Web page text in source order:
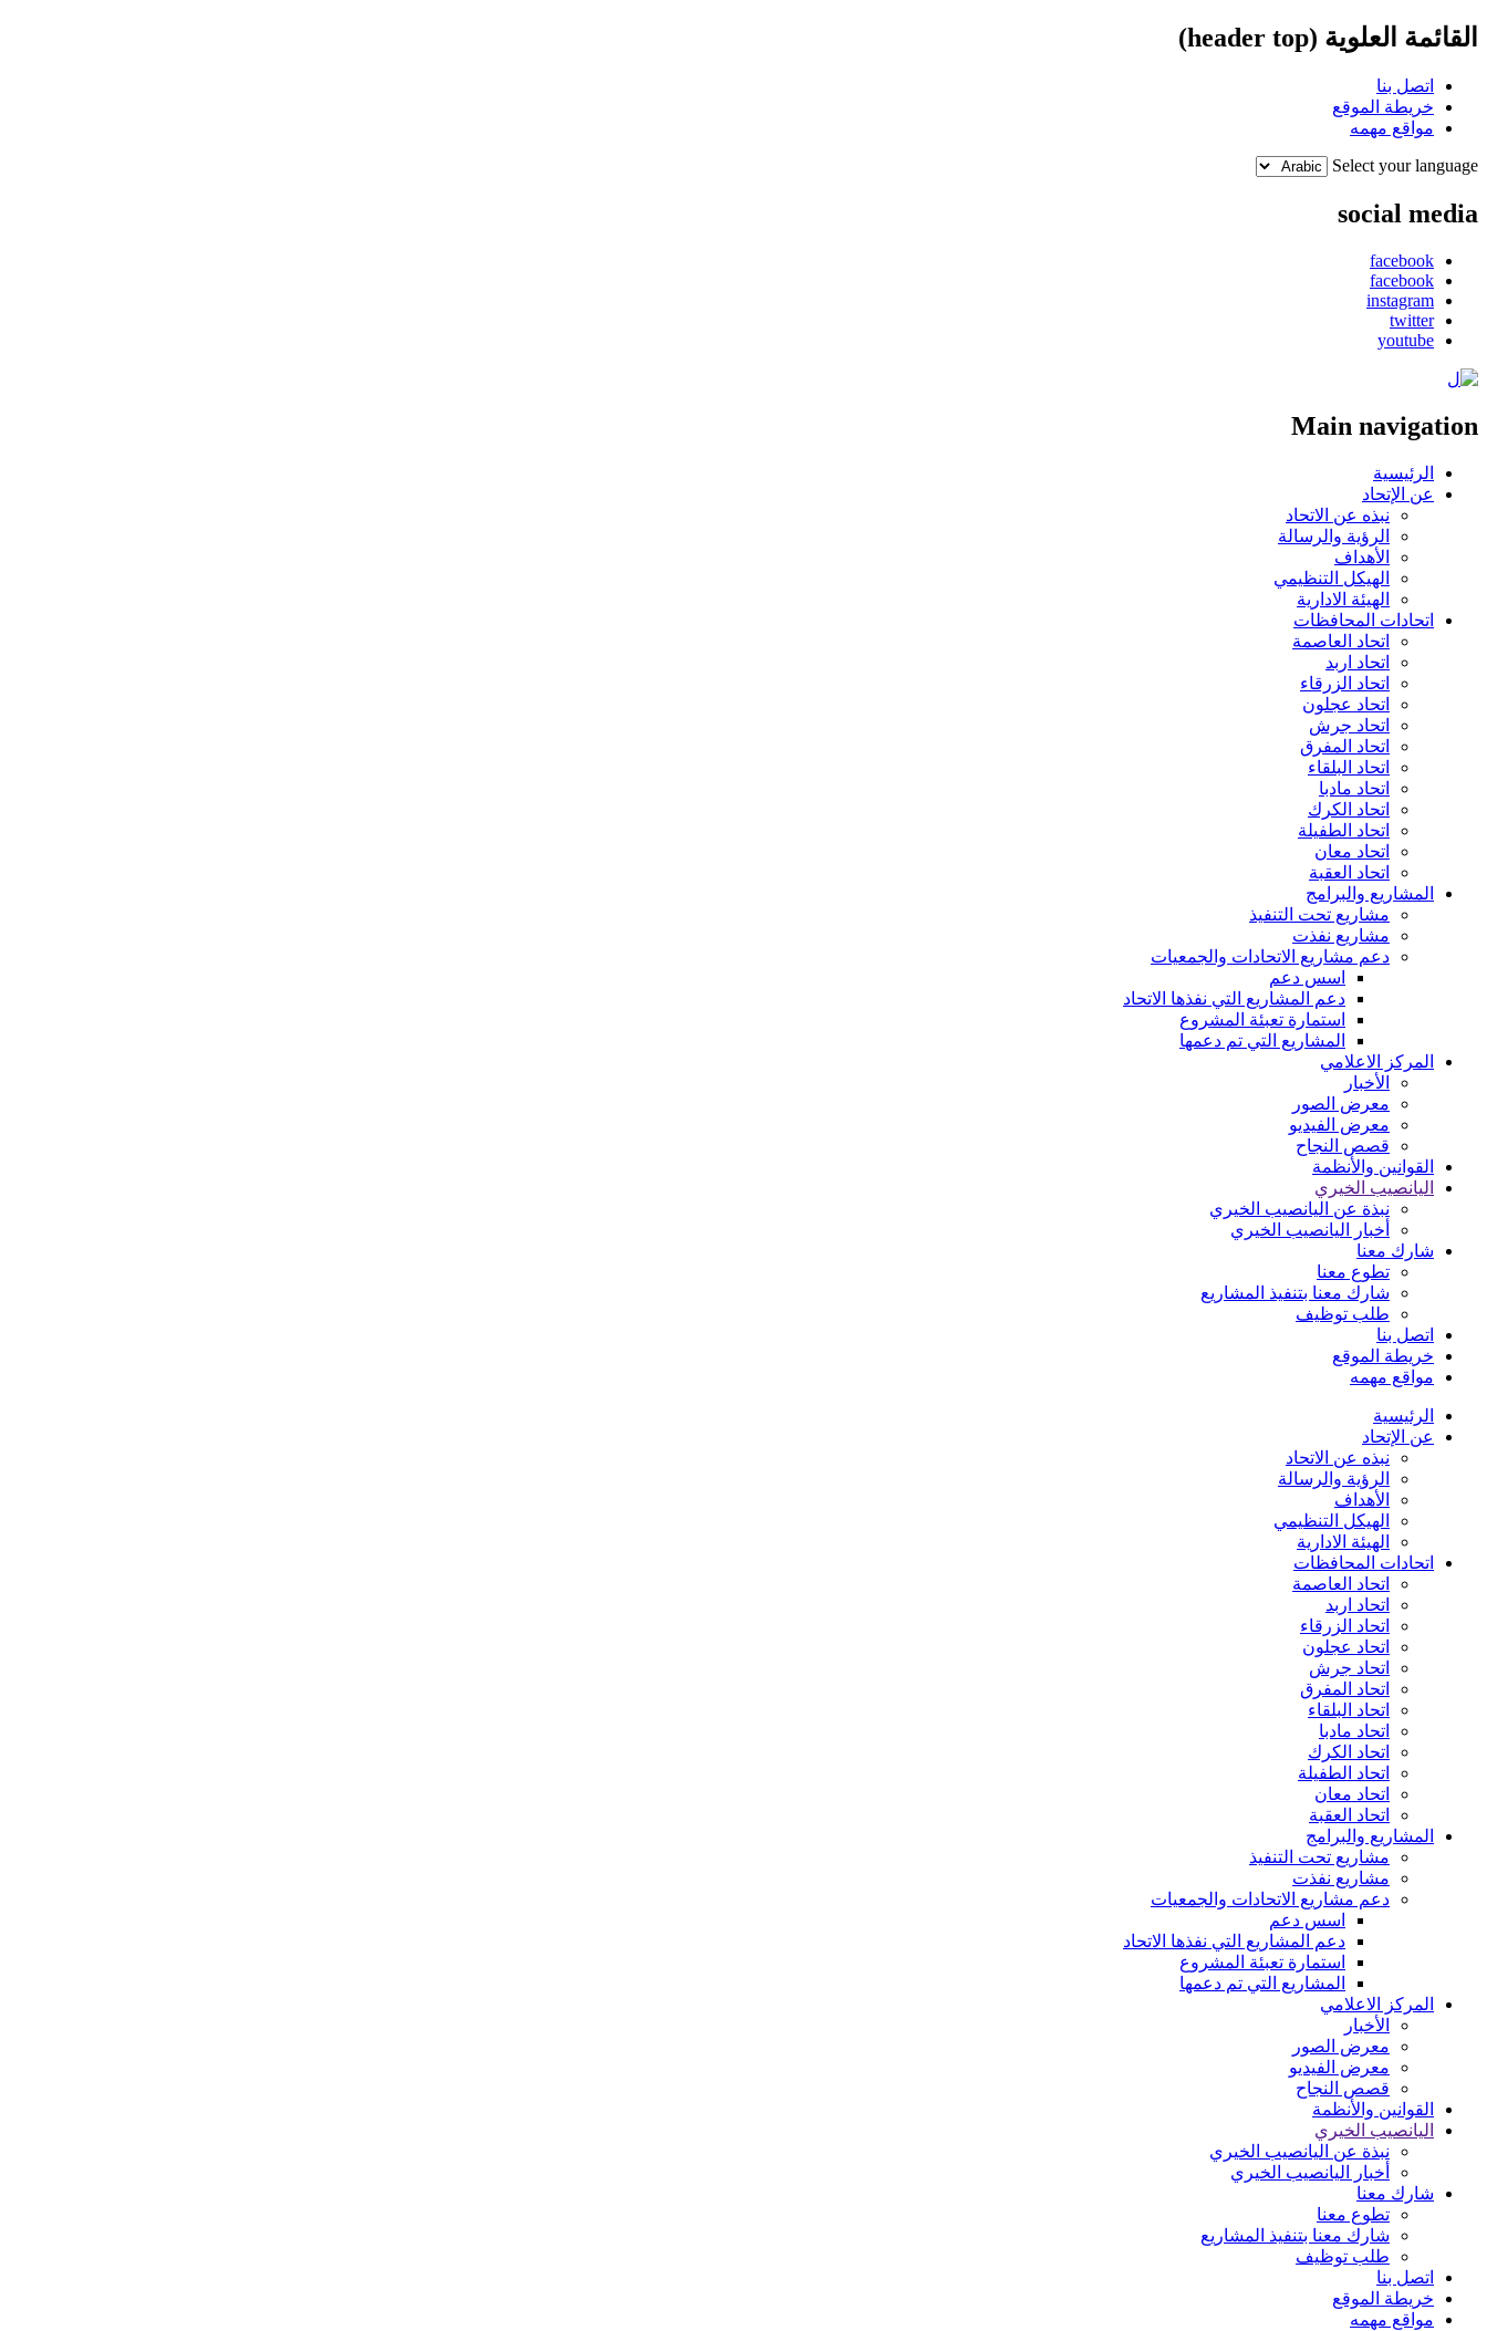
القائمة العلوية (header top)
اتصل بنا
خريطة الموقع
مواقع مهمه
Select your language
social media
facebook
facebook
instagram
twitter
youtube
Main navigation
الرئيسية
عن الإتحاد
نبذه عن الاتحاد
الرؤية والرسالة
الأهداف
الهيكل التنظيمي
الهيئة الادارية
اتحادات المحافظات
اتحاد العاصمة
اتحاد اربد
اتحاد الزرقاء
اتحاد عجلون
اتحاد جرش
اتحاد المفرق
اتحاد البلقاء
اتحاد مادبا
اتحاد الكرك
اتحاد الطفيلة
اتحاد معان
اتحاد العقبة
المشاريع والبرامج
مشاريع تحت التنفيذ
مشاريع نفذت
دعم مشاريع الاتحادات والجمعيات
اسس دعم
دعم المشاريع التي نفذها الاتحاد
استمارة تعبئة المشروع
المشاريع التي تم دعمها
المركز الاعلامي
الأخبار
معرض الصور
معرض الفيديو
قصص النجاح
القوانين والأنظمة
اليانصيب الخيري
نبذة عن اليانصيب الخيري
أخبار اليانصيب الخيري
شارك معنا
تطوع معنا
شارك معنا بتنفيذ المشاريع
طلب توظيف
اتصل بنا
خريطة الموقع
مواقع مهمه
الرئيسية
عن الإتحاد
نبذه عن الاتحاد
الرؤية والرسالة
الأهداف
الهيكل التنظيمي
الهيئة الادارية
اتحادات المحافظات
اتحاد العاصمة
اتحاد اربد
اتحاد الزرقاء
اتحاد عجلون
اتحاد جرش
اتحاد المفرق
اتحاد البلقاء
اتحاد مادبا
اتحاد الكرك
اتحاد الطفيلة
اتحاد معان
اتحاد العقبة
المشاريع والبرامج
مشاريع تحت التنفيذ
مشاريع نفذت
دعم مشاريع الاتحادات والجمعيات
اسس دعم
دعم المشاريع التي نفذها الاتحاد
استمارة تعبئة المشروع
المشاريع التي تم دعمها
المركز الاعلامي
الأخبار
معرض الصور
معرض الفيديو
قصص النجاح
القوانين والأنظمة
اليانصيب الخيري
نبذة عن اليانصيب الخيري
أخبار اليانصيب الخيري
شارك معنا
تطوع معنا
شارك معنا بتنفيذ المشاريع
طلب توظيف
اتصل بنا
خريطة الموقع
مواقع مهمه